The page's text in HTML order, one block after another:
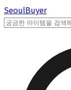
SeoulBuyer